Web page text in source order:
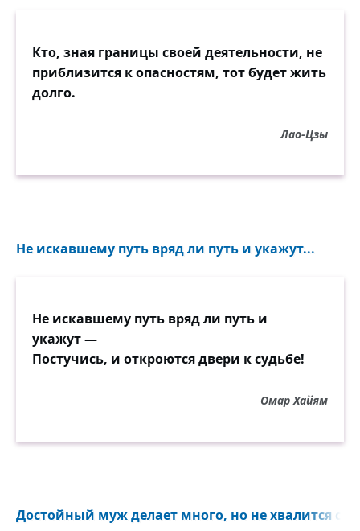
Кто, зная границы своей деятельности, не
приблизится к опасностям, тот будет жить
долго.
Лао-Цзы
Не искавшему путь вряд ли путь и укажут...
Не искавшему путь вряд ли путь и
укажут —
Постучись, и откроются двери к судьбе!
Омар Хайям
Достойный муж делает много, но не хвалится